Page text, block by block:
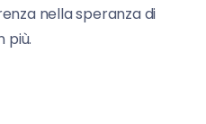
nella speranza di
più.